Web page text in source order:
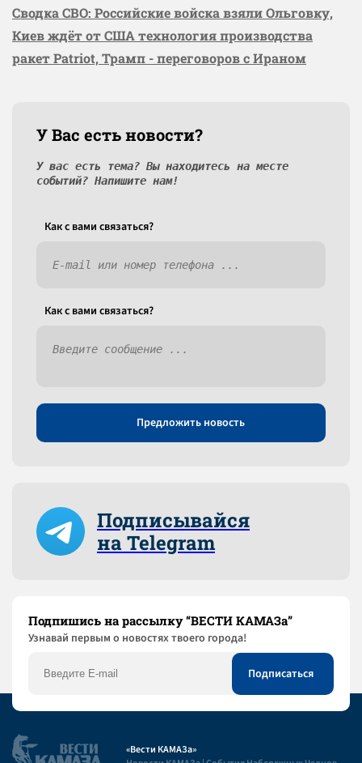
Сводка СВО: Российские войска взяли Ольговку,
Киев ждёт от США технология производства
ракет Patriot, Трамп - переговоров с Ираном
У Вас есть новости?
У вас есть тема? Вы находитесь на месте
событий? Напишите нам!
Как c вами связаться?
Как c вами связаться?
Предложить новость
Подписывайся
на Telegram
Подпишись на рассылку “ВЕСТИ КАМАЗа”
Узнaвай первым о новостях твоего города!
«Вести КАМАЗа»